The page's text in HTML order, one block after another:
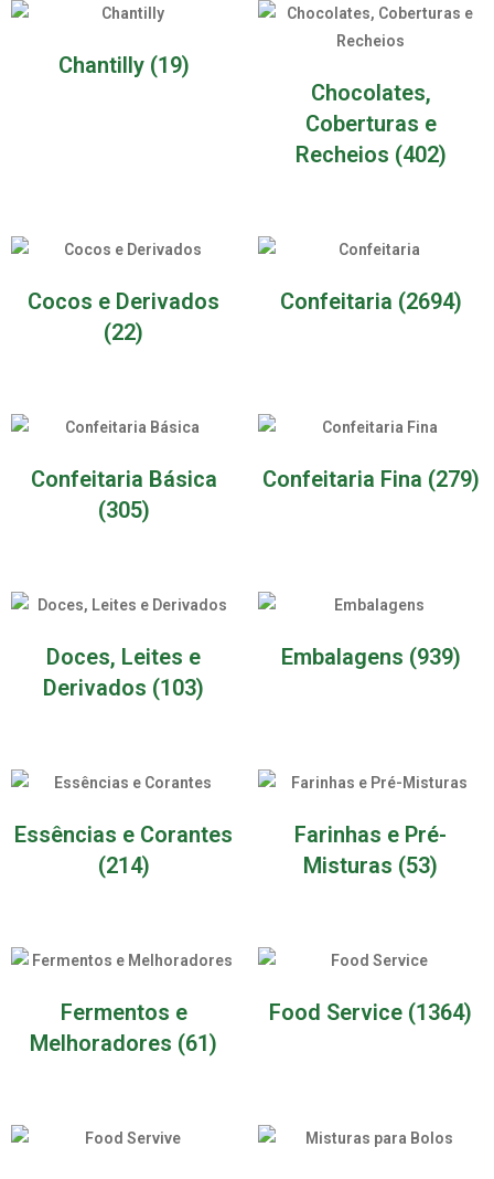
Chantilly (19)
Chocolates,
Coberturas e
Recheios (402)
Cocos e Derivados
(22)
Confeitaria (2694)
Confeitaria Básica
(305)
Confeitaria Fina (279)
Doces, Leites e
Derivados (103)
Embalagens (939)
Essências e Corantes
(214)
Farinhas e Pré-
Misturas (53)
Fermentos e
Melhoradores (61)
Food Service (1364)